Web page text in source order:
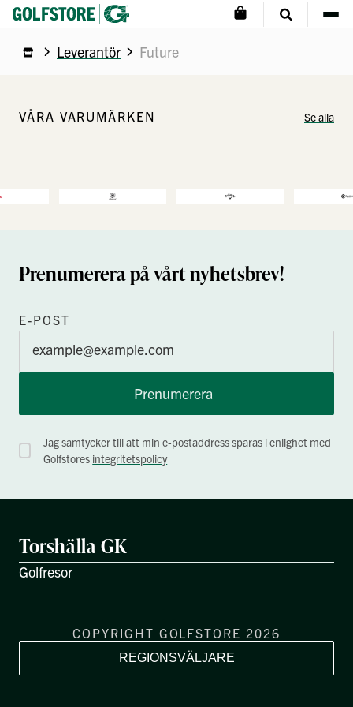
Leverantör Future
VÅRA VARUMÄRKEN Se alla
Prenumerera på vårt nyhetsbrev!
E-POST
Prenumerera
Jag samtycker till att min e-postaddress sparas i enlighet med
Golfstores integritetspolicy
Torshälla GK
Golfresor
COPYRIGHT GOLFSTORE 2026
REGIONSVÄLJARE